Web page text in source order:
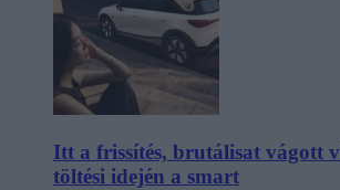
Itt a frissítés, brutálisat vágott
töltési idején a smart